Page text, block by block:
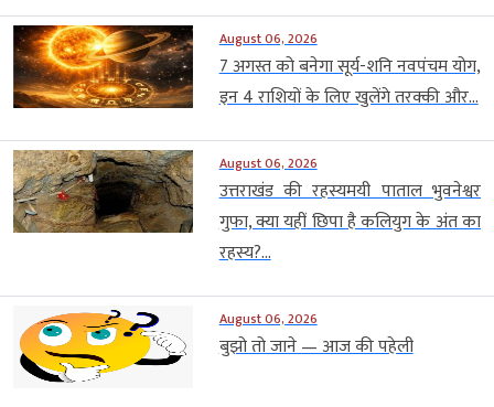
August 06, 2026
7 अगस्त को बनेगा सूर्य-शनि नवपंचम योग,
इन 4 राशियों के लिए खुलेंगे तरक्की और...
August 06, 2026
उत्तराखंड की रहस्यमयी पाताल भुवनेश्वर
गुफा, क्या यहीं छिपा है कलियुग के अंत का
रहस्य?...
August 06, 2026
बुझो तो जाने — आज की पहेली